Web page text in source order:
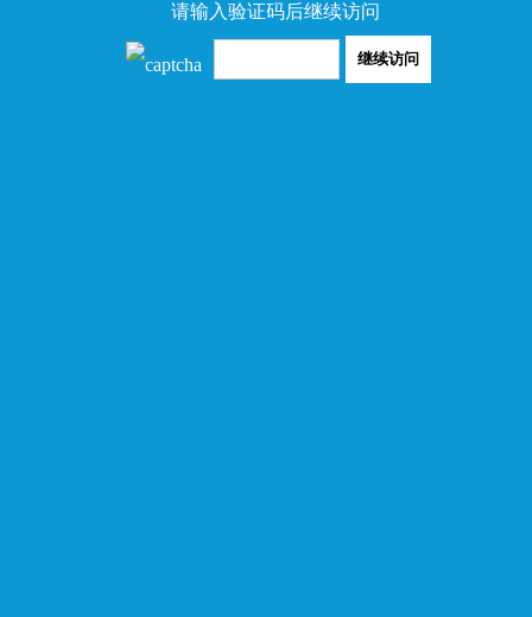
请输入验证码后继续访问
继续访问